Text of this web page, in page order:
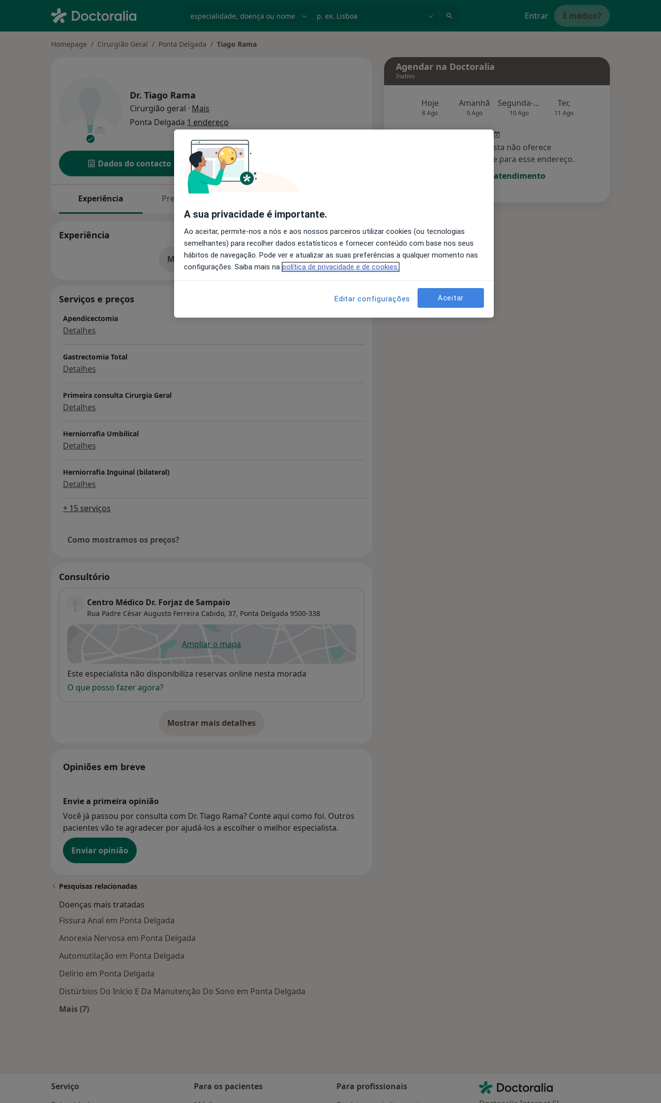
Entrar É médico?
Homepage Cirurgião Geral Ponta Delgada Tiago Rama
Dr. Tiago Rama
Cirurgião geral · Mais
Ponta Delgada 1 endereço
Dados do contacto Solicite um atendimento
Experiência Preços
Experiência
Mostrar mais detalhes
sobre a experiência
Serviços e preços
Apendicectomia
Detalhes
Gastrectomia Total
Detalhes
Primeira consulta Cirurgia Geral
Detalhes
Herniorrafia Umbilical
Detalhes
Herniorrafia Inguinal (bilateral)
Detalhes
+ 15 serviços
Como mostramos os preços?
Consultório
Centro Médico Dr. Forjaz de Sampaio
Rua Padre César Augusto Ferreira Cabido, 37, Ponta Delgada 9500-338
Ampliar o mapaabre num novo separador
Disponibilidade
Este especialista não disponibiliza reservas online nesta morada
O que posso fazer agora?
Mostrar mais detalhes
sobre o endereço
Opiniões em breve
Envie a primeira opinião
Você já passou por consulta com Dr. Tiago Rama? Conte aqui como foi. Outros
pacientes vão te agradecer por ajudá-los a escolher o melhor especialista.
Enviar opinião
Agendar na Doctoralia
Inativo
Hoje
8 Ago
Amanhã
9 Ago
Segunda-feira
10 Ago
Ter,
11 Ago
Esse especialista não oferece
agendamento online para esse endereço.
Solicite um atendimento
Pesquisas relacionadas
Doenças mais tratadas
Fissura Anal em Ponta Delgada
Anorexia Nervosa em Ponta Delgada
Automutilação em Ponta Delgada
Delírio em Ponta Delgada
Distúrbios Do Início E Da Manutenção Do Sono em Ponta Delgada
Mais (7)
Serviço
Para os pacientes
Para profissionais
Contacto
Doctoralia - Homepage
A sua privacidade é importante.
Ao aceitar, permite-nos a nós e aos nossos parceiros utilizar cookies (ou tecnologias
semelhantes) para recolher dados estatísticos e fornecer conteúdo com base nos seus
hábitos de navegação. Pode ver e atualizar as suas preferências a qualquer momento nas
configurações. Saiba mais na política de privacidade e de cookies.
Editar configurações Aceitar